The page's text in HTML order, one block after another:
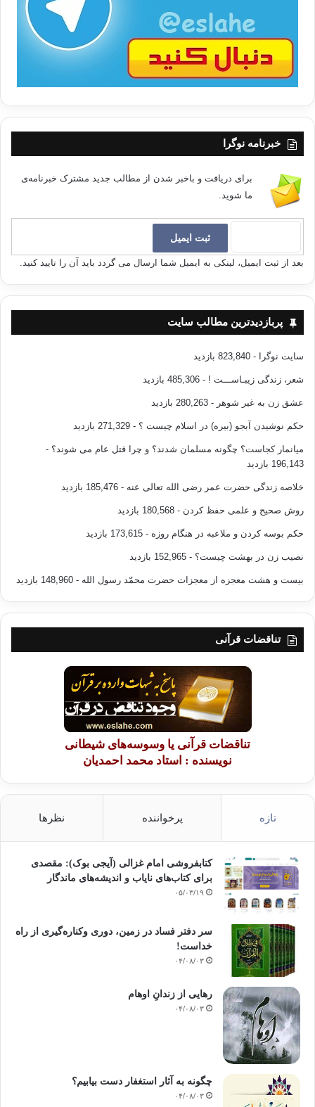
خبرنامه نوگرا
برای دریافت و باخبر شدن از مطالب جدید مشترک خبرنامه‌ی
ما شوید.
بعد از ثبت ایمیل، لینکی به ایمیل شما ارسال می گردد باید آن را تایید کنید.
پربازدیدترین مطالب سایت
سایت نوگرا - 823,840 بازدید
شعر، زندگی زیبـاســـت ! - 485,306 بازدید
عشق زن به غیر شوهر - 280,263 بازدید
حکم نوشیدن آبجو (بیره) در اسلام چیست ؟ - 271,329 بازدید
میانمار کجاست؟ چگونه مسلمان شدند؟ و چرا قتل عام می شوند؟ -
196,143 بازدید
خلاصه زندگی حضرت عمر رضی الله تعالی عنه - 185,476 بازدید
روش صحیح و علمی حفظ کردن - 180,568 بازدید
حکم بوسه کردن و ملاعبه در هنگام روزه - 173,615 بازدید
نصیب زن در بهشت چیست؟ - 152,965 بازدید
بیست و هشت معجزه از معجزات حضرت محمّد رسول الله - 148,960 بازدید
تناقضات قرآنی
تناقضات قرآنی یا وسوسه‌های شیطانی
نویسنده : استاد محمد احمدیان
تازه پرخواننده نظرها
کتابفروشی امام غزالی (آیجی بوک): مقصدی
برای کتاب‌های نایاب و اندیشه‌های ماندگار
۰۵/۰۳/۱۹
سر دفتر فساد در زمین‌، دوری وکناره‌گیری از راه
خداست‌!
۰۴/۰۸/۰۳
رهایی از زندانِ اوهام
۰۴/۰۸/۰۳
چگونه به آثار استغفار دست بیابیم؟
۰۴/۰۸/۰۳